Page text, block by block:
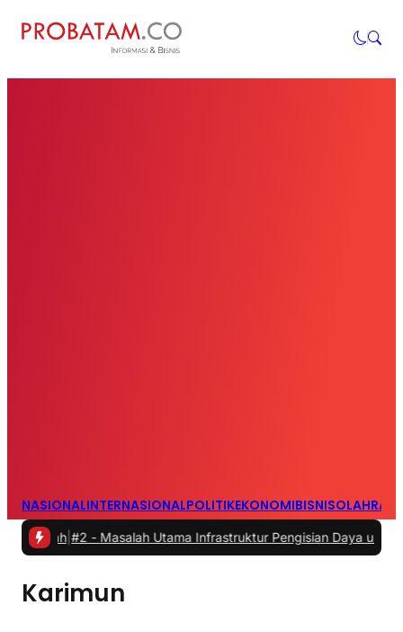
NASIONALINTERNASIONALPOLITIKEKONOMIBISNIS
#2 - Masalah Utama Infrastruktur Pengisian Daya untuk Mobil
Karimun